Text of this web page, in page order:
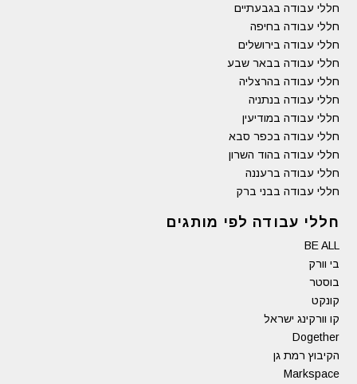
חללי עבודה בגבעתיים
חללי עבודה בחיפה
חללי עבודה בירושלים
חללי עבודה בבאר שבע
חללי עבודה בהרצליה
חללי עבודה בנתניה
חללי עבודה במודיעין
חללי עבודה בכפר סבא
חללי עבודה בהוד השרון
חללי עבודה ברעננה
חללי עבודה בבני ברק
חללי עבודה לפי מותגים
BE ALL
בי וורק
בוסטר
קונקט
קו וורקינג ישראל
Dogether
הקיבוץ רמת גן
Markspace